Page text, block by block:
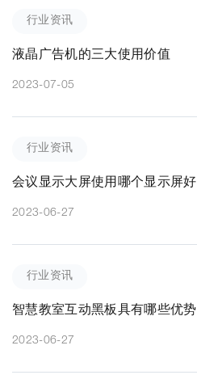
行业资讯
液晶广告机的三大使用价值
2023-07-05
行业资讯
会议显示大屏使用哪个显示屏好
2023-06-27
行业资讯
智慧教室互动黑板具有哪些优势
2023-06-27